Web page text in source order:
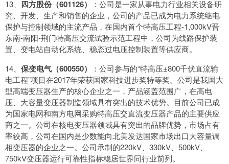
13、 四方股份（601126）
：公司是一家从事电力行业相关设备研
究、开发、生产和销售的企业，公司的产品已成为电力系统继电
保护与控制领域的主流产品，在国内首个特高压工程-1,000kV晋
东南-南阳-荆门特高压交流试验示范工程中，公司为线路保护装
置、变电站自动化系统、稳态过电压控制装置等供应商。
14、 保变电气（600550）
：公司参与的“特高压±800千伏直流输
电工程”项目在2017年荣获国家科技进步奖特等奖。公司是我国大
型高端变压器生产的核心企业之一，产品涵盖范围广，在高电
压、大容量变压器制造领域具有突出的技术优势。目前公司已成
为国家电网和南方电网采购特高压交直流变压器产品的主要供应
商之一。公司在核电变压器领域具有突出的品牌优势，市场占有
率较高，公司在国内是少数能向北美发达国家市场出口大容量调
相变压器的企业之一。公司承制的220kV、330kV、500kV、
750kV变压器运行可靠性指标稳居世界同行业前列。